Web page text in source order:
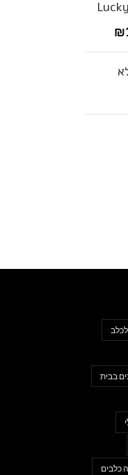
₪
בבית
כלבים